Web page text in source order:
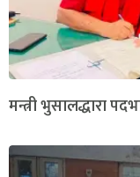
मन्त्री भुसालद्धारा